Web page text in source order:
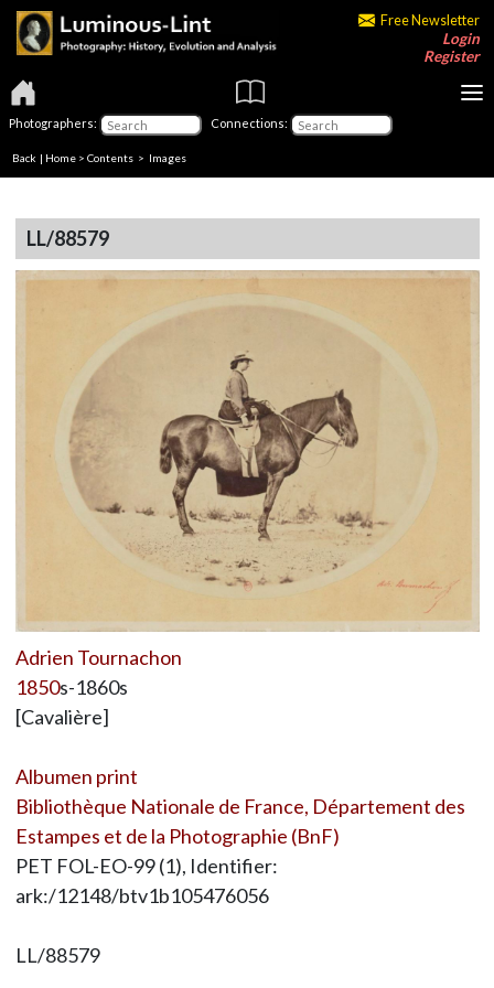
Free Newsletter
Login
Register
Photographers: Connections:
Back | Home > Contents > Images
LL/88579
Adrien Tournachon
1850s-1860s
[Cavalière]
Albumen print
Bibliothèque Nationale de France, Département des
Estampes et de la Photographie (BnF)
PET FOL-EO-99 (1), Identifier:
ark:/12148/btv1b105476056
LL/88579